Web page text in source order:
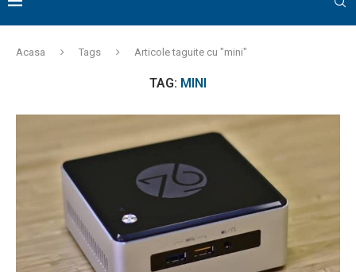
Acasa Tags Articole taguite cu "mini"
TAG: MINI